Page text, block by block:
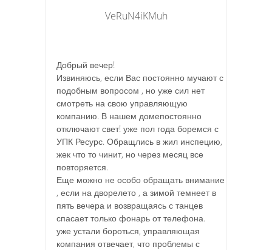
VeRuN4iKMuh
Добрый вечер!
Извиняюсь, если Вас постоянно мучают с
подобным вопросом , но уже сил нет
смотреть на свою управляющую
компанию. В нашем домепостоянно
отключают свет! уже пол года боремся с
УПК Ресурс. Обращлись в жил инспецию,
жек что то чинит, но через месяц все
повторяется.
Еще можно не особо обращать внимание
, если на дворелето , а зимой темнеет в
пять вечера и возвращаясь с танцев
спасает только фонарь от телефона.
уже устали бороться, управляющая
компания отвечает, что проблемы с